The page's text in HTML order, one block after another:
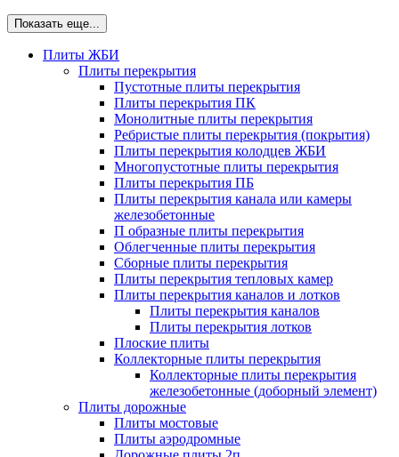
Показать еще...
Плиты ЖБИ
Плиты перекрытия
Пустотные плиты перекрытия
Плиты перекрытия ПК
Монолитные плиты перекрытия
Ребристые плиты перекрытия (покрытия)
Плиты перекрытия колодцев ЖБИ
Многопустотные плиты перекрытия
Плиты перекрытия ПБ
Плиты перекрытия канала или камеры
железобетонные
П образные плиты перекрытия
Облегченные плиты перекрытия
Сборные плиты перекрытия
Плиты перекрытия тепловых камер
Плиты перекрытия каналов и лотков
Плиты перекрытия каналов
Плиты перекрытия лотков
Плоские плиты
Коллекторные плиты перекрытия
Коллекторные плиты перекрытия
железобетонные (доборный элемент)
Плиты дорожные
Плиты мостовые
Плиты аэродромные